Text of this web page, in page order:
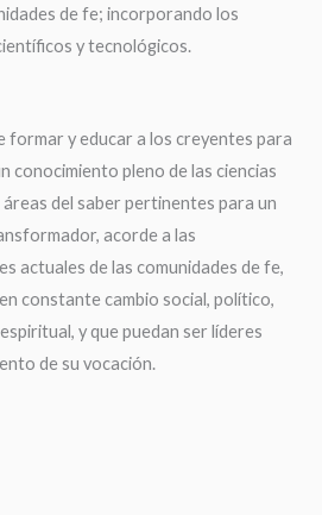
de fe; incorporando los
y tecnológicos.
formar y educar a los creyentes para
conocimiento pleno de las ciencias
del saber pertinentes para un
acorde a las
actuales de las comunidades de fe,
constante cambio social, político,
y que puedan ser líderes
de su vocación.